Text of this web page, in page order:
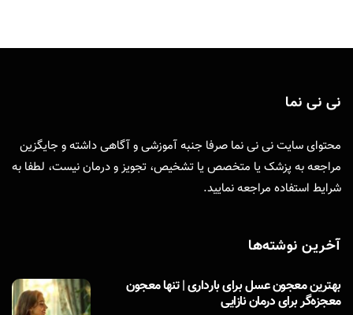
نی نی نما
محتوای سایت نی نی نما صرفا جنبه آموزشی و آگاهی داشته و جایگزین
مراجعه به پزشک یا متخصص یا تشخیص، تجویز و درمان نیست، لطفا به
شرایط استفاده مراجعه نمایید.
آخرین نوشته‌ها
بهترین معجون عسل برای بارداری | تنها معجون
معجزه‌گر برای درمان نازایی